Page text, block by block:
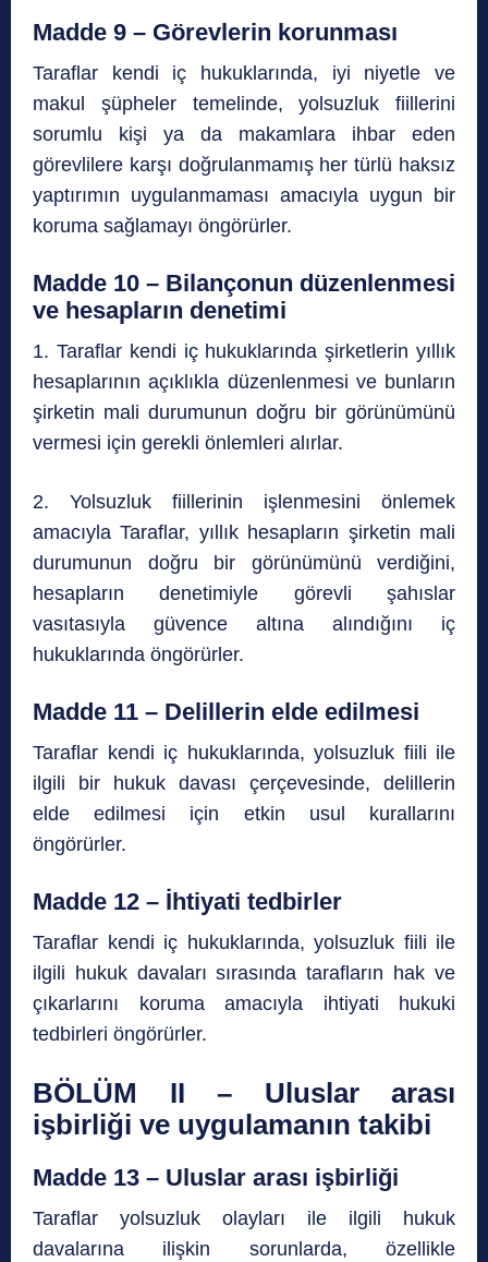
Madde 9 – Görevlerin korunması
Taraflar kendi iç hukuklarında, iyi niyetle ve
makul şüpheler temelinde, yolsuzluk fiillerini
sorumlu kişi ya da makamlara ihbar eden
görevlilere karşı doğrulanmamış her türlü haksız
yaptırımın uygulanmaması amacıyla uygun bir
koruma sağlamayı öngörürler.
Madde 10 – Bilançonun düzenlenmesi
ve hesapların denetimi
1. Taraflar kendi iç hukuklarında şirketlerin yıllık
hesaplarının açıklıkla düzenlenmesi ve bunların
şirketin mali durumunun doğru bir görünümünü
vermesi için gerekli önlemleri alırlar.
2. Yolsuzluk fiillerinin işlenmesini önlemek
amacıyla Taraflar, yıllık hesapların şirketin mali
durumunun doğru bir görünümünü verdiğini,
hesapların denetimiyle görevli şahıslar
vasıtasıyla güvence altına alındığını iç
hukuklarında öngörürler.
Madde 11 – Delillerin elde edilmesi
Taraflar kendi iç hukuklarında, yolsuzluk fiili ile
ilgili bir hukuk davası çerçevesinde, delillerin
elde edilmesi için etkin usul kurallarını
öngörürler.
Madde 12 – İhtiyati tedbirler
Taraflar kendi iç hukuklarında, yolsuzluk fiili ile
ilgili hukuk davaları sırasında tarafların hak ve
çıkarlarını koruma amacıyla ihtiyati hukuki
tedbirleri öngörürler.
BÖLÜM II – Uluslar arası
işbirliği ve uygulamanın takibi
Madde 13 – Uluslar arası işbirliği
Taraflar yolsuzluk olayları ile ilgili hukuk
davalarına ilişkin sorunlarda, özellikle